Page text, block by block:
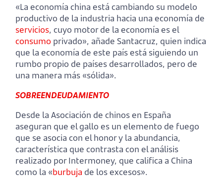
«La economía china está cambiando su modelo
productivo de la industria hacia una economía de
servicios, cuyo motor de la economía es el
consumo privado», añade Santacruz, quien indica
que la economía de este país está siguiendo un
rumbo propio de países desarrollados, pero de
una manera más «sólida».
SOBREENDEUDAMIENTO
Desde la Asociación de chinos en España
aseguran que el gallo es un elemento de fuego
que se asocia con el honor y la abundancia,
característica que contrasta con el análisis
realizado por Intermoney, que califica a China
como la «burbuja de los excesos».